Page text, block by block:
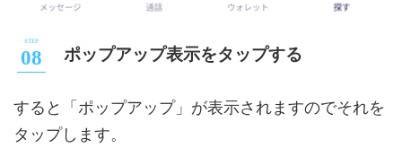
ポップアップ表示をタップする
すると「ポップアップ」が表示されますのでそれを
タップします。